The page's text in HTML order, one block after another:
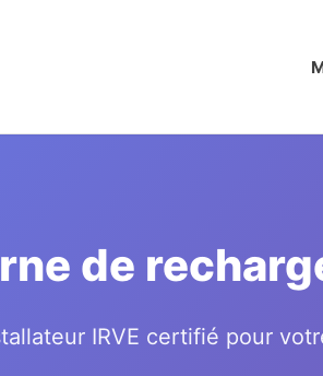
de
IRVE certifié pour